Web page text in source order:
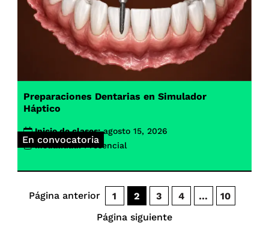
En convocatoria
Preparaciones Dentarias en Simulador
Háptico
Inicio de clases: agosto 15, 2026
Modalidad: Presencial
Página anterior 1 2 3 4 …
10
Página siguiente